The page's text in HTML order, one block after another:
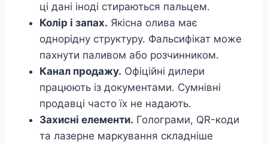
ці дані іноді стираються пальцем.
Колір і запах. Якісна олива має
однорідну структуру. Фальсифікат може
пахнути паливом або розчинником.
Канал продажу. Офіційні дилери
працюють із документами. Сумнівні
продавці часто їх не надають.
Захисні елементи. Голограми, QR-коди
та лазерне маркування складніше